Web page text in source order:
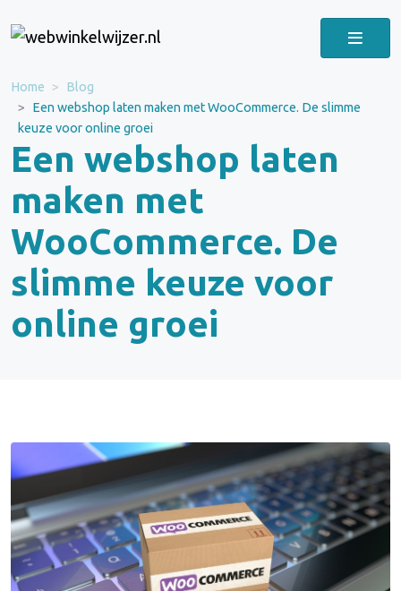
Home
Blog
Een webshop laten maken met WooCommerce. De slimme
keuze voor online groei
Een webshop laten
maken met
WooCommerce. De
slimme keuze voor
online groei